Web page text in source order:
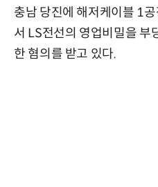
충남 당진에 해저케이블 1
서 LS전선의 영업비밀을 부
한 혐의를 받고 있다.